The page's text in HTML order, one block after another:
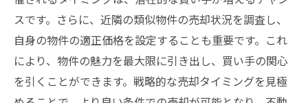
スです。さらに、近隣の類似物件の売却状況を調査し、
自身の物件の適正価格を設定することも重要です。これ
により、物件の魅力を最大限に引き出し、買い手の関心
を引くことができます。戦略的な売却タイミングを見極